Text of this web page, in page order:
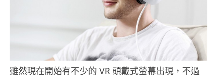
雖然現在開始有不少的 VR 頭戴式螢幕出現，不過